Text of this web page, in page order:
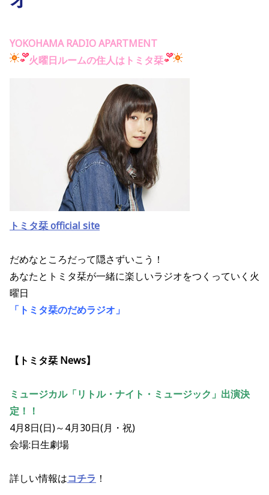
YOKOHAMA RADIO APARTMENT
火曜日ルームの住人はトミタ栞
トミタ栞 official site
だめなところだって隠さずいこう！
あなたとトミタ栞が一緒に楽しいラジオをつくっていく火
曜日
「トミタ栞のだめラジオ」
【トミタ栞 News】
ミュージカル「リトル・ナイト・ミュージック」出演決
定！！
4月8日(日)～4月30日(月・祝)
会場:日生劇場
詳しい情報はコチラ ！